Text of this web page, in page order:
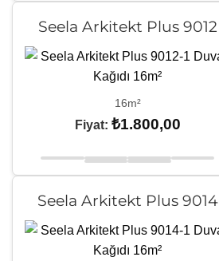
Seela Arkitekt Plus 9012
16m²
Fiyat: ₺1.800,00
Seela Arkitekt Plus 9014